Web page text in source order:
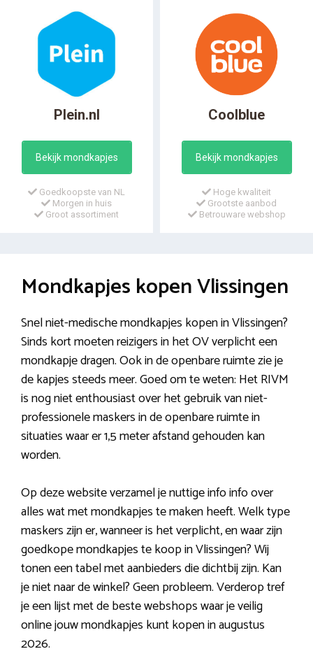
Plein.nl
Bekijk mondkapjes
Goedkoopste van NL
Morgen in huis
Groot assortiment
Coolblue
Bekijk mondkapjes
Hoge kwaliteit
Grootste aanbod
Betrouware webshop
Mondkapjes kopen Vlissingen
Snel niet-medische mondkapjes kopen in Vlissingen?
Sinds kort moeten reizigers in het OV verplicht een
mondkapje dragen. Ook in de openbare ruimte zie je
de kapjes steeds meer. Goed om te weten: Het RIVM
is nog niet enthousiast over het gebruik van niet-
professionele maskers in de openbare ruimte in
situaties waar er 1,5 meter afstand gehouden kan
worden.
Op deze website verzamel je nuttige info info over
alles wat met mondkapjes te maken heeft. Welk type
maskers zijn er, wanneer is het verplicht, en waar zijn
goedkope mondkapjes te koop in Vlissingen? Wij
tonen een tabel met aanbieders die dichtbij zijn. Kan
je niet naar de winkel? Geen probleem. Verderop tref
je een lijst met de beste webshops waar je veilig
online jouw mondkapjes kunt kopen in augustus
2026.